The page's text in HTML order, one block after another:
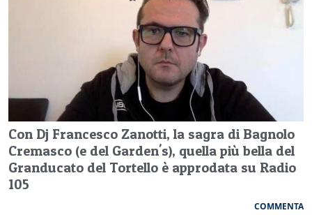
Con Dj Francesco Zanotti, la sagra di Bagnolo
Cremasco (e del Garden's), quella più bella del
Granducato del Tortello è approdata su Radio
105
COMMENTA